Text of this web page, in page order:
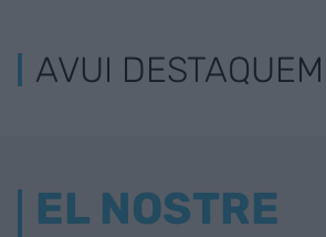
AVUI DESTAQUEM
EL NOSTRE